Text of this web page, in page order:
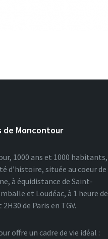
de Moncontour
1000 ans et 1000 habitants,
d’histoire, située au coeur de
à équidistance de Saint-
et Loudéac, à 1 heure de
de Paris en TGV.
offre un cadre de vie idéal :